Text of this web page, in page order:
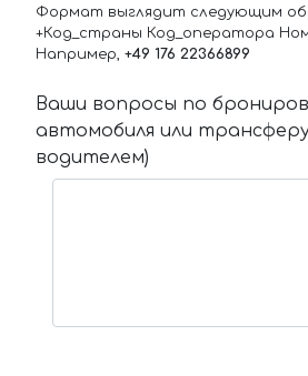
Формат выглядит следующим
+Код_страны Код_оператора
Например, +49 176 22366899
Ваши вопросы по
автомобиля или
водителем)